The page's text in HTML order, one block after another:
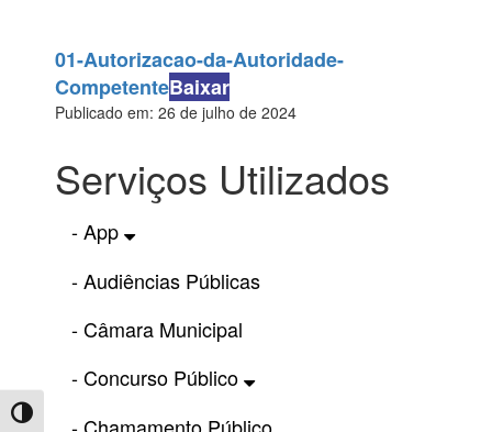
Toggle High Contrast
01-Autorizacao-da-Autoridade-
CompetenteBaixar
Publicado em: 26 de julho de 2024
Serviços Utilizados
- App
- Audiências Públicas
- Câmara Municipal
- Concurso Público